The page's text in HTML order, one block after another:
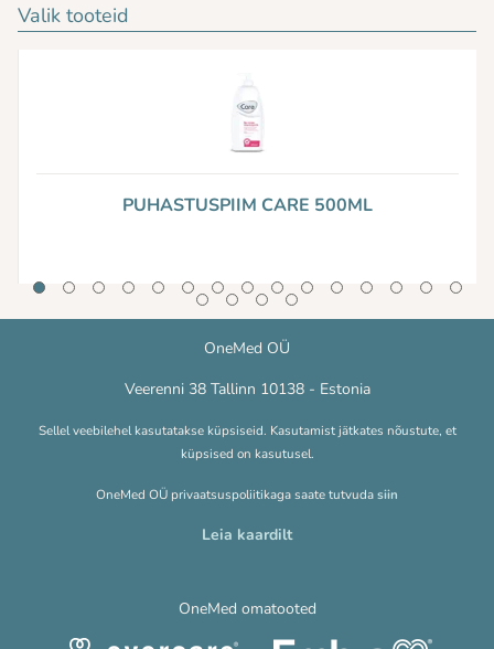
Valik tooteid
PUHASTUSPIIM CARE 500ML
OneMed OÜ
Veerenni 38 Tallinn 10138 - Estonia
Sellel veebilehel kasutatakse küpsiseid. Kasutamist jätkates nõustute, et
küpsised on kasutusel.
OneMed OÜ privaatsuspoliitikaga saate tutvudasiin
Leia kaardilt
OneMed omatooted